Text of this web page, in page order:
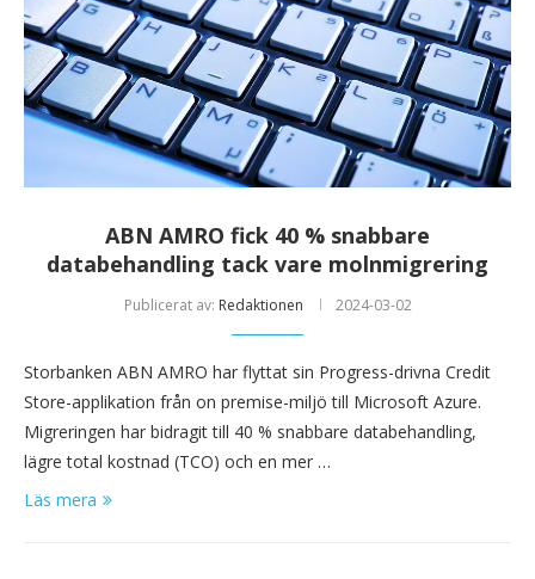
ABN AMRO fick 40 % snabbare
databehandling tack vare molnmigrering
Publicerat av: Redaktionen 2024-03-02
Storbanken ABN AMRO har flyttat sin Progress-drivna Credit
Store-applikation från on premise-miljö till Microsoft Azure.
Migreringen har bidragit till 40 % snabbare databehandling,
lägre total kostnad (TCO) och en mer …
Läs mera